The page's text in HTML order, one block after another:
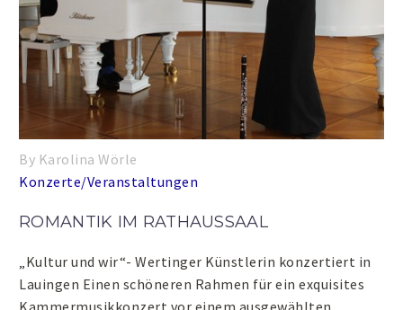
By Karolina Wörle
Konzerte/Veranstaltungen
ROMANTIK IM RATHAUSSAAL
„Kultur und wir“- Wertinger Künstlerin konzertiert in
Lauingen Einen schöneren Rahmen für ein exquisites
Kammermusikkonzert vor einem ausgewählten